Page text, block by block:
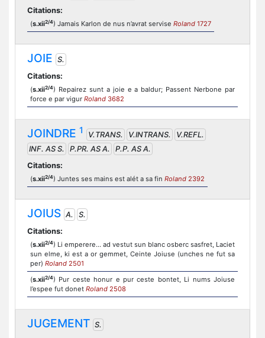
Citations:
(s.xii2/4) Jamais Karlon de nus n’avrat servise Roland 1727
JOIE S.
Citations:
(s.xii2/4) Repairez sunt a joie e a baldur; Passent Nerbone par
force e par vigur Roland 3682
JOINDRE 1 V.TRANS. V.INTRANS.
V.REFL.
INF. AS S.
P.PR. AS A.
P.P. AS A.
Citations:
(s.xii2/4) Juntes ses mains est alét a sa fin Roland 2392
JOIUS A.
S.
Citations:
(s.xii2/4) Li emperere... ad vestut sun blanc osberc sasfret, Laciet
sun elme, ki est a or gemmet, Ceinte Joiuse (unches ne fut sa
per) Roland 2501
(s.xii2/4) Pur ceste honur e pur ceste bontet, Li nums Joiuse
l’espee fut donet Roland 2508
JUGEMENT S.